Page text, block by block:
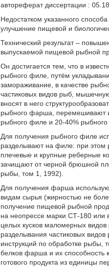
автореферат диссертации :
Недостатком указанного
улучшение пищевой и
Технический результат –
выпускаемой пищевой рыбной
Он достигается тем, что в
рыбного филе, путём
замораживание, в качестве
частиковых видов рыб,
вносят в него
рыбного фарша, перемешивают
рыбного филе и 20-40%
Для получения рыбного филе
разделывают на филе: при этом
плечевые и крупные реберные
зачищают от черной брюшной
рыбы, том 1, 1992).
Для получения фарша
видам сырья (жирностью не
получение пищевой рыбной
на неопрессе марки СТ-180 или
целых кусков маломерных
разделывания частиковых
инструкций по обработке рыбы,
белков фарша и их способность
готового продукта из единицы